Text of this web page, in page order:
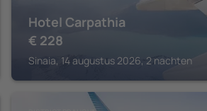
Hotel Carpathia
€ 228
Sinaia, 14 augustus 2026, 2 nachten